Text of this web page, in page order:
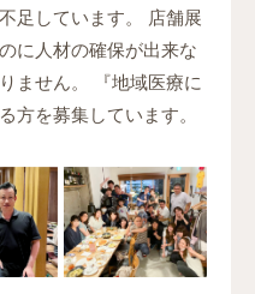
足しています。
店舗展
に人材の確保が出来な
ません。
『地域医療に
方を募集しています。